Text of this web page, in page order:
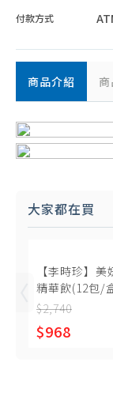
付款方式
商品介紹
大家都在買
【李時珍】
精華飲(12包/
48包
$2,740
$968